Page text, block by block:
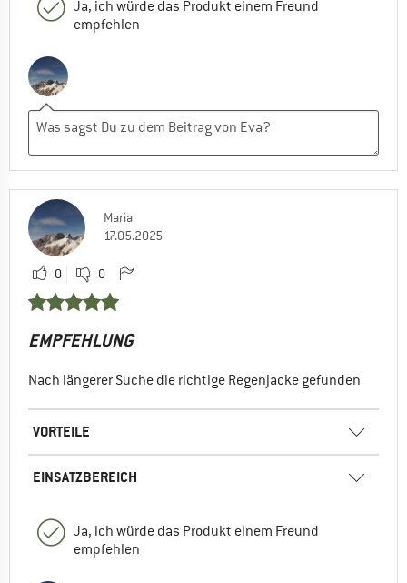
Ja, ich würde das Produkt einem Freund
empfehlen
Maria
17.05.2025
0 0
EMPFEHLUNG
Nach längerer Suche die richtige Regenjacke gefunden
VORTEILE
EINSATZBEREICH
Ja, ich würde das Produkt einem Freund
empfehlen